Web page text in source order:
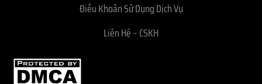
Điều Khoản Sử Dụng Dịch Vụ
Liên Hệ – CSKH